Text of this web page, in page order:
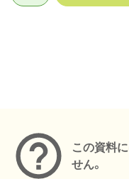
この資料
せん。